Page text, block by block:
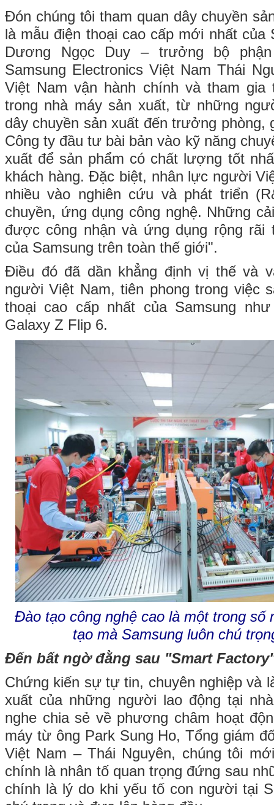
Đón chúng tôi tham quan dây chuyền
là mẫu điện thoại cao cấp mới nhất của
Dương Ngọc Duy – trưởng bộ
Samsung Electronics Việt Nam Thái
Việt Nam vận hành chính và tham gia
trong nhà máy sản xuất, từ những
dây chuyền sản xuất đến trưởng phòng,
Công ty đầu tư bài bản vào kỹ năng
xuất để sản phẩm có chất lượng tốt
khách hàng. Đặc biệt, nhân lực người
nhiều vào nghiên cứu và phát triển
chuyền, ứng dụng công nghệ. Những
được công nhận và ứng dụng rộng rãi
của Samsung trên toàn thế giới".
Điều đó đã dần khẳng định vị thế và
người Việt Nam, tiên phong trong việc
thoại cao cấp nhất của Samsung
Galaxy Z Flip 6.
Đào tạo công nghệ cao là một trong số
tạo mà Samsung luôn chú
Đến bất ngờ đằng sau "Smart
Chứng kiến sự tự tin, chuyên nghiệp và
xuất của những người lao động tại
nghe chia sẻ về phương châm hoạt
máy từ ông Park Sung Ho, Tổng giám
Việt Nam – Thái Nguyên, chúng tôi
chính là nhân tố quan trọng đứng sau
chính là lý do khi yếu tố con người tại